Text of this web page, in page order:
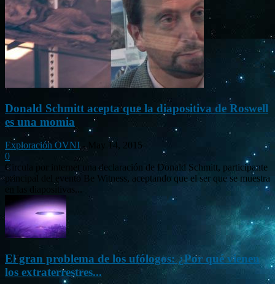
Donald Schmitt acepta que la diapositiva de Roswell
es una momia
Exploración OVNI -
May 14, 2015
0
Circula por internet una declaración de Donald Schmitt, participante
principal del evento Be Witness, aceptando que el ser que se muestra
en las diapositivas...
El gran problema de los ufólogos: ¿Por qué vienen
los extraterrestres...